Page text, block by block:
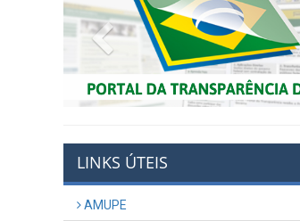
Previous
LINKS ÚTEIS
AMUPE